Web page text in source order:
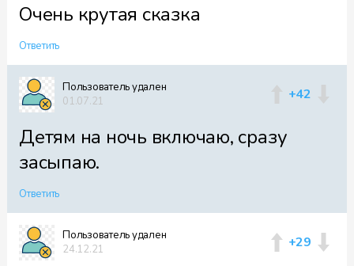
Очень крутая сказка
Ответить
Пользователь удален
01.07.21
+42
Детям на ночь включаю, сразу
засыпаю.
Ответить
Пользователь удален
24.12.21
+29